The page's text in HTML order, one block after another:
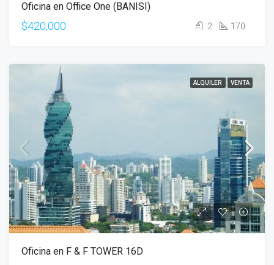
Oficina en Office One (BANISI)
$420,000 2 170
ALQUILER VENTA
Oficina en F & F TOWER 16D